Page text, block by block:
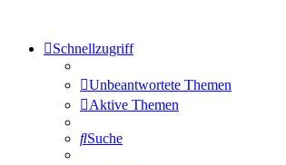
Schnellzugriff
Unbeantwortete Themen
Aktive Themen
Suche